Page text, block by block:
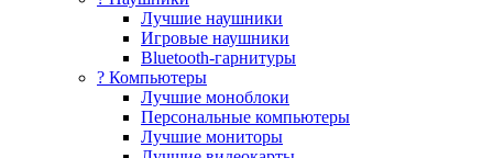
Лучшие наушники
Игровые наушники
Bluetooth-гарнитуры
?️ Компьютеры
Лучшие моноблоки
Персональные компьютеры
Лучшие мониторы